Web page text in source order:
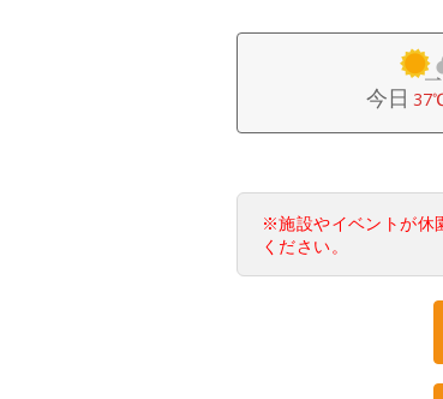
今日
※施設やイベントが休
ください。